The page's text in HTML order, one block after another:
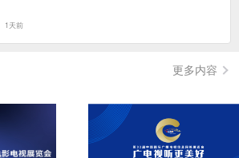
1天前
更多内容